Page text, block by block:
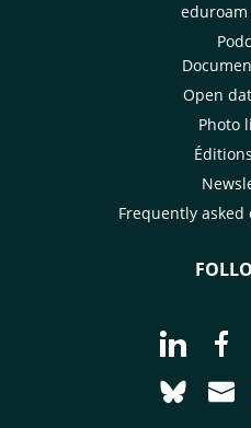
Open
Photo
Frequently asked
Go to
Go to